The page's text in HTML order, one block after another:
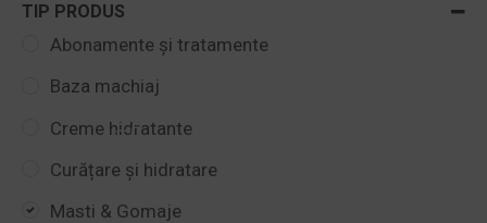
TIP PRODUS
Abonamente și tratamente
Baza machiaj
Creme hidratante
Curățare și hidratare
Masti & Gomaje